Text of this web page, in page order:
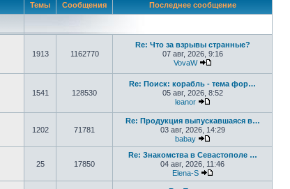
Темы Сообщения Последнее сообщение
1913 1162770
Re: Что за взрывы странные?
07 авг, 2026, 9:16
VovaW
1541 128530
Re: Поиск: корабль - тема фор…
05 авг, 2026, 8:52
leanor
1202 71781
Re: Продукция выпускавшаяся в…
03 авг, 2026, 14:29
babay
Перейти к
25 17850
Re: Знакомства в Севастополе …
04 авг, 2026, 11:46
Elena-S
Перейти к